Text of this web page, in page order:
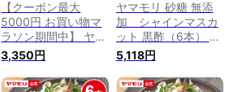
【クーポン最大
5000円 お買い物マ
ラソン期間中】 ヤマ
モリ 無砂糖調味料 8
本セット 低糖質 す
き焼 ロカボ 糖質制
3,350円
ヤマモリ 砂糖 無添
加 シャインマスカ
ット 黒酢（6本） ｜
砂糖無添加 低糖質
ダイエット ロカボ
糖質制限 糖質オフ
5,118円